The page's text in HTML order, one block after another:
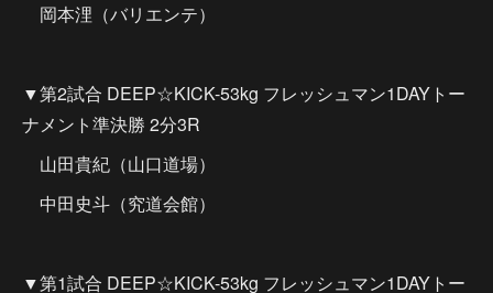
岡本浬（バリエンテ）
▼第2試合 DEEP☆KICK-53kg フレッシュマン1DAYトー
ナメント準決勝 2分3R
山田貴紀（山口道場）
中田史斗（究道会館）
▼第1試合 DEEP☆KICK-53kg フレッシュマン1DAYトー